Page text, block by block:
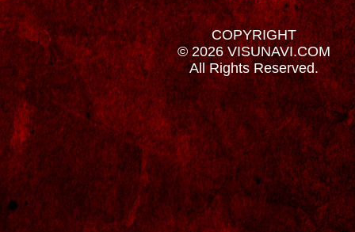
COPYRIGHT
© 2026 VISUNAVI.COM
All Rights Reserved.